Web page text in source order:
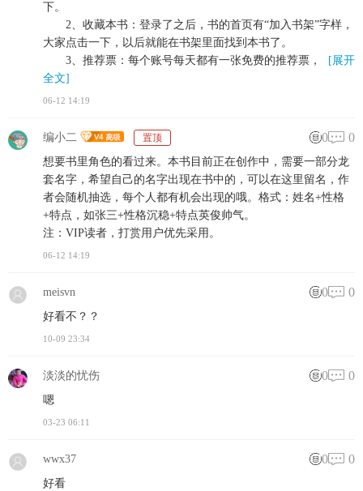
下。
2、收藏本书：登录了之后，书的首页有“加入书架”字样，
大家点击一下，以后就能在书架里面找到本书了。
3、推荐票：每个账号每天都有一张免费的推荐票，
[展开
全文]
06-12 14:19
编小二 置顶 0 0
想要书里角色的看过来。本书目前正在创作中，需要一部分龙
套名字，希望自己的名字出现在书中的，可以在这里留名，作
者会随机抽选，每个人都有机会出现的哦。格式：姓名+性格
+特点，如张三+性格沉稳+特点英俊帅气。
注：VIP读者，打赏用户优先采用。
06-12 14:19
meisvn 0 0
好看不？？
10-09 23:34
淡淡的忧伤 0 0
嗯
03-23 06:11
wwx37 0 0
好看